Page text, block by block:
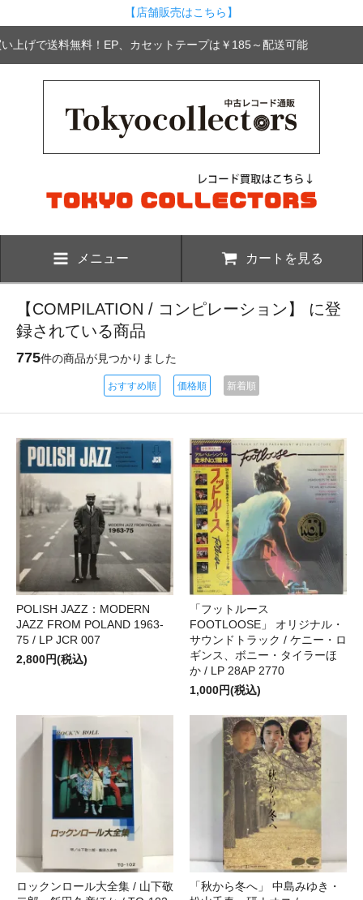
【店舗販売はこちら】
上げで送料無料！EP、カセットテープは￥185～配送可能
メニュー カートを見る
【COMPILATION / コンピレーション】 に登
録されている商品
775件の商品が見つかりました
おすすめ順 価格順 新着順
POLISH JAZZ：MODERN
JAZZ FROM POLAND 1963-
75 / LP JCR 007
2,800円(税込)
「フットルース
FOOTLOOSE」 オリジナル・
サウンドトラック / ケニー・ロ
ギンス、ボニー・タイラーほ
か / LP 28AP 2770
1,000円(税込)
ロックンロール大全集 / 山下敬
「秋から冬へ」 中島みゆき・